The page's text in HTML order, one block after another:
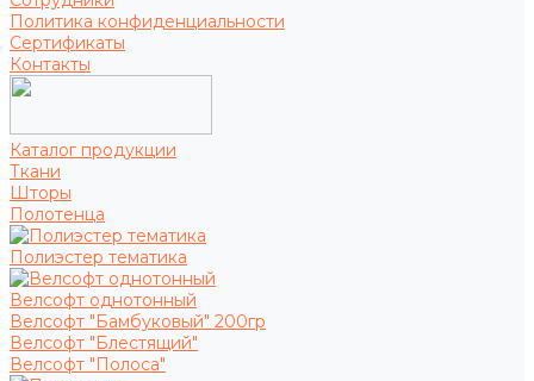
Политика конфиденциальности
Сертификаты
Контакты
Каталог продукции
Ткани
Шторы
Полотенца
Полиэстер тематика
Велсофт однотонный
Велсофт "Бамбуковый" 200гр
Велсофт "Блестящий"
Велсофт "Полоса"